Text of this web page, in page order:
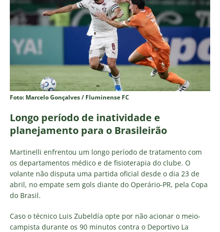
Foto: Marcelo Gonçalves / Fluminense FC
Longo período de inatividade e
planejamento para o Brasileirão
Martinelli enfrentou um longo período de tratamento com
os departamentos médico e de fisioterapia do clube. O
volante não disputa uma partida oficial desde o dia 23 de
abril, no empate sem gols diante do Operário-PR, pela Copa
do Brasil.
Caso o técnico Luis Zubeldía opte por não acionar o meio-
campista durante os 90 minutos contra o Deportivo La